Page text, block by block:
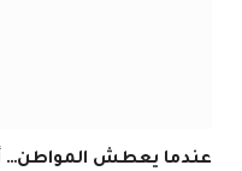
عندما يعطش المواطن…